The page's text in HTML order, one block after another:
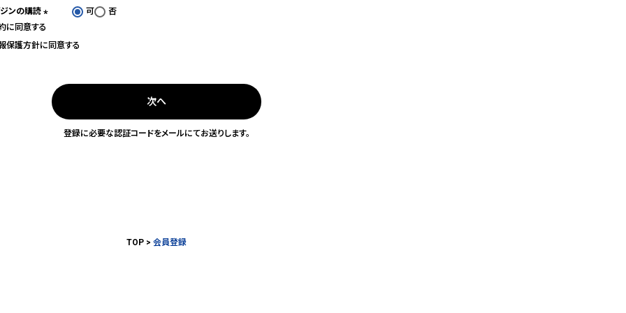
ンの購読
(必
須)
可
否
に同意する
保護方針に同意する
次へ
登録に必要な認証コードをメールにてお送りします。
TOP 会員登録